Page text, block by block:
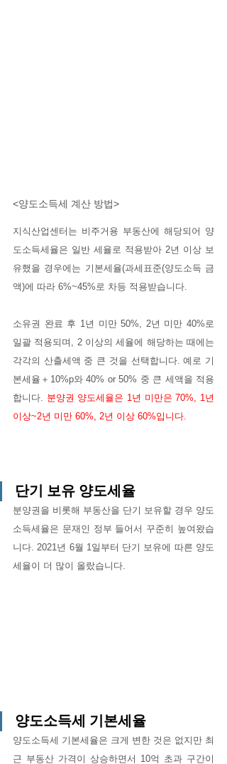
<양도소득세 계산 방법>
지식산업센터는 비주거용 부동산에 해당되어 양
도소득세율은 일반 세율로 적용받아 2년 이상 보
유했을 경우에는 기본세율(과세표준(양도소득 금
액)에 따라 6%~45%로 차등 적용받습니다.
소유권 완료 후 1년 미만 50%, 2년 미만 40%로
일괄 적용되며, 2 이상의 세율에 해당하는 때에는
각각의 산출세액 중 큰 것을 선택합니다. 예로 기
본세율＋10%p와 40% or 50% 중 큰 세액을 적용
합니다. 분양권 양도세율은 1년 미만은 70%, 1년
이상~2년 미만 60%, 2년 이상 60%입니다.
단기 보유 양도세율
분양권을 비롯해 부동산을 단기 보유할 경우 양도
소득세율은 문재인 정부 들어서 꾸준히 높여왔습
니다. 2021년 6월 1일부터 단기 보유에 따른 양도
세율이 더 많이 올랐습니다.
양도소득세 기본세율
양도소득세 기본세율은 크게 변한 것은 없지만 최
근 부동산 가격이 상승하면서 10억 초과 구간이